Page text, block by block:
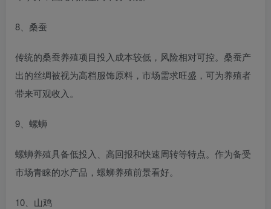
8、桑蚕
传统的桑蚕养殖项目投入成本较低，风险相对可控。桑蚕产
出的丝绸被视为高档服饰原料，市场需求旺盛，可为养殖者
带来可观收入。
9、螺蛳
螺蛳养殖具备低投入、高回报和快速周转等特点。作为备受
市场青睐的水产品，螺蛳养殖前景看好。
10、山鸡